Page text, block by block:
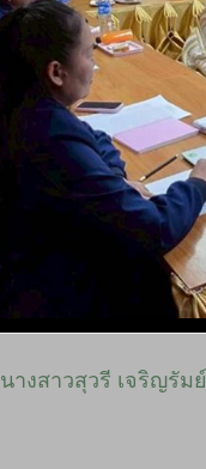
นางสาวสุวรี เจริญรัมย์